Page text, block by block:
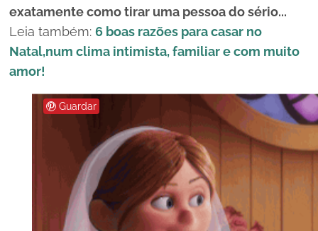
exatamente como tirar uma pessoa do sério...
Leia também: 6 boas razões para casar no
Natal,num clima intimista, familiar e com muito
amor!
Guardar